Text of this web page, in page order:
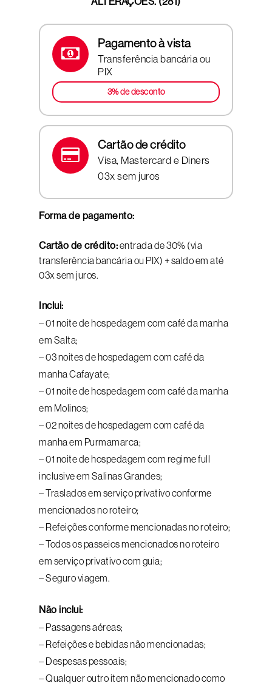
Pagamento à vista
Transferência bancária ou
PIX
3% de desconto
Cartão de crédito
Visa, Mastercard e Diners
03x sem juros
Forma de pagamento:
Cartão de crédito:entrada de 30% (via
transferência bancária ou PIX) + saldo em até
03x sem juros.
Inclui:
– 01 noite de hospedagem com café da manha
em Salta;
– 03 noites de hospedagem com café da
manha Cafayate;
– 01 noite de hospedagem com café da manha
em Molinos;
– 02 noites de hospedagem com café da
manha em Purmamarca;
– 01 noite de hospedagem com regime full
inclusive em Salinas Grandes;
– Traslados em serviço privativo conforme
mencionados no roteiro;
– Refeições conforme mencionadas no roteiro;
– Todos os passeios mencionados no roteiro
em serviço privativo com guia;
– Seguro viagem.
Não inclui:
– Passagens aéreas;
– Refeições e bebidas não mencionadas;
– Despesas pessoais;
– Qualquer outro item não mencionado como